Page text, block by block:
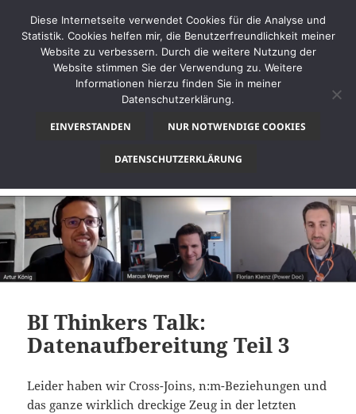
Desktop
BI Thinkers Talk:
Datenaufbereitung Teil 3
Leider haben wir Cross-Joins, n:m-Beziehungen und
das ganze wirklich dreckige Zeug in der letzten
Diese Internetseite verwendet Cookies für die Analyse und
Statistik. Cookies helfen mir, die Benutzerfreundlichkeit meiner
Website zu verbessern. Durch die weitere Nutzung der
Website stimmen Sie der Verwendung zu. Weitere
Informationen hierzu finden Sie in meiner
Datenschutzerklärung.
EINVERSTANDEN NUR NOTWENDIGE COOKIES
DATENSCHUTZERKLÄRUNG